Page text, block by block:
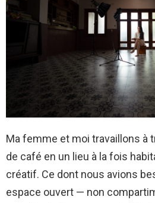
Ma femme et moi travaillons à
de café en un lieu à la fois
créatif. Ce dont nous avions
espace ouvert — non